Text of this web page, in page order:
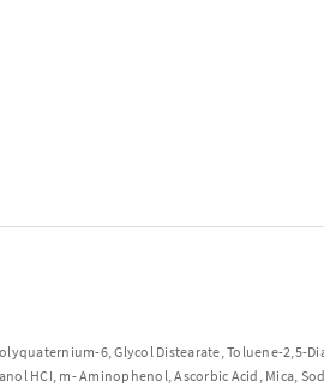
6, Glycol Distearate, Toluene-2,5-
HCI, m- Aminophenol, Ascorbic Acid, Mica,